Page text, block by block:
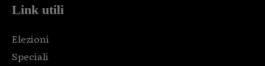
Link utili
Elezioni
Speciali